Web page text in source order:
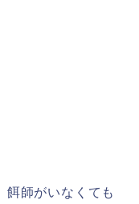
餌師がいなくても